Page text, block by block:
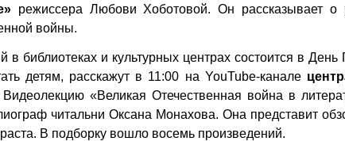
режиссера Любови Хоботовой. Он рассказывает о
войны.
в библиотеках и культурных центрах состоится в
детям, расскажут в 11:00 на YouTube-канале
Видеолекцию «Великая Отечественная война в
читальни Оксана Монахова. Она представит
В подборку вошло восемь произведений.